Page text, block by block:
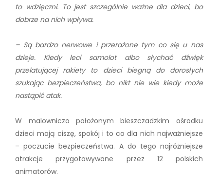
to wdzięczni. To jest szczególnie ważne dla dzieci, bo
dobrze na nich wpływa.
– Są bardzo nerwowe i przerażone tym co się u nas
dzieje. Kiedy leci samolot albo słychać dźwięk
przelatującej rakiety to dzieci biegną do dorosłych
szukając bezpieczeństwa, bo nikt nie wie kiedy może
nastąpić atak.
W malowniczo położonym bieszczadzkim ośrodku
dzieci mają ciszę, spokój i to co dla nich najważniejsze
– poczucie bezpieczeństwa. A do tego najróżniejsze
atrakcje przygotowywane przez 12 polskich
animatorów.